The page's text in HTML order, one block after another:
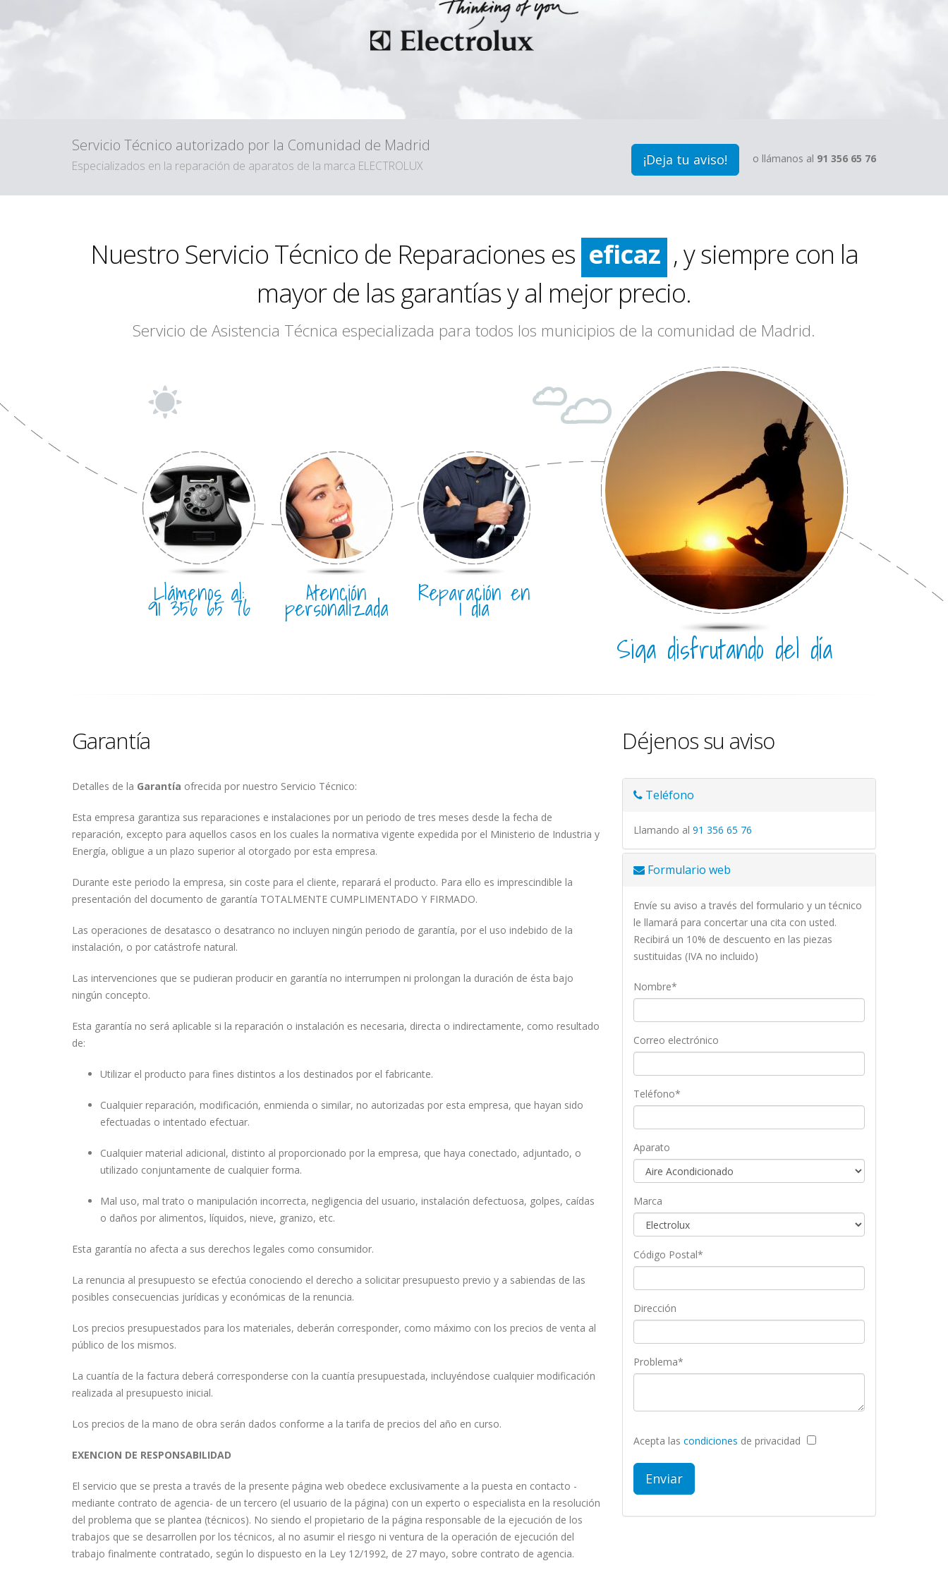
Servicio Técnico autorizado por la Comunidad de Madrid
Especializados en la reparación de aparatos de la marca ELECTROLUX ¡Deja tu aviso! o llámanos al 91 356 65 76
Nuestro Servicio Técnico de Reparaciones es
rápido
eficaz
rápido
, y siempre con la
mayor de las garantías y al mejor precio.
Servicio de Asistencia Técnica especializada para todos los municipios de la comunidad de Madrid.
Llámenos al:
91 356 65 76 Atención
personalizada Reparación en
1 día
Siga disfrutando del día
Garantía
Detalles de la Garantía ofrecida por nuestro Servicio Técnico:
Esta empresa garantiza sus reparaciones e instalaciones por un periodo de tres meses desde la fecha de
reparación, excepto para aquellos casos en los cuales la normativa vigente expedida por el Ministerio de Industria y
Energía, obligue a un plazo superior al otorgado por esta empresa.
Durante este periodo la empresa, sin coste para el cliente, reparará el producto. Para ello es imprescindible la
presentación del documento de garantía TOTALMENTE CUMPLIMENTADO Y FIRMADO.
Las operaciones de desatasco o desatranco no incluyen ningún periodo de garantía, por el uso indebido de la
instalación, o por catástrofe natural.
Las intervenciones que se pudieran producir en garantía no interrumpen ni prolongan la duración de ésta bajo
ningún concepto.
Esta garantía no será aplicable si la reparación o instalación es necesaria, directa o indirectamente, como resultado
de:
Utilizar el producto para fines distintos a los destinados por el fabricante.
Cualquier reparación, modificación, enmienda o similar, no autorizadas por esta empresa, que hayan sido
efectuadas o intentado efectuar.
Cualquier material adicional, distinto al proporcionado por la empresa, que haya conectado, adjuntado, o
utilizado conjuntamente de cualquier forma.
Mal uso, mal trato o manipulación incorrecta, negligencia del usuario, instalación defectuosa, golpes, caídas
o daños por alimentos, líquidos, nieve, granizo, etc.
Esta garantía no afecta a sus derechos legales como consumidor.
La renuncia al presupuesto se efectúa conociendo el derecho a solicitar presupuesto previo y a sabiendas de las
posibles consecuencias jurídicas y económicas de la renuncia.
Los precios presupuestados para los materiales, deberán corresponder, como máximo con los precios de venta al
público de los mismos.
La cuantía de la factura deberá corresponderse con la cuantía presupuestada, incluyéndose cualquier modificación
realizada al presupuesto inicial.
Los precios de la mano de obra serán dados conforme a la tarifa de precios del año en curso.
EXENCION DE RESPONSABILIDAD
El servicio que se presta a través de la presente página web obedece exclusivamente a la puesta en contacto -
mediante contrato de agencia- de un tercero (el usuario de la página) con un experto o especialista en la resolución
del problema que se plantea (técnicos). No siendo el propietario de la página responsable de la ejecución de los
trabajos que se desarrollen por los técnicos, al no asumir el riesgo ni ventura de la operación de ejecución del
trabajo finalmente contratado, según lo dispuesto en la Ley 12/1992, de 27 mayo, sobre contrato de agencia.
Déjenos su aviso
Teléfono
Llamando al 91 356 65 76
Formulario web
Envíe su aviso a través del formulario y un técnico
le llamará para concertar una cita con usted.
Recibirá un 10% de descuento en las piezas
sustituidas (IVA no incluido)
Nombre*
Correo electrónico
Teléfono*
Aparato
Marca
Código Postal*
Dirección
Problema*
Acepta las condiciones de privacidad